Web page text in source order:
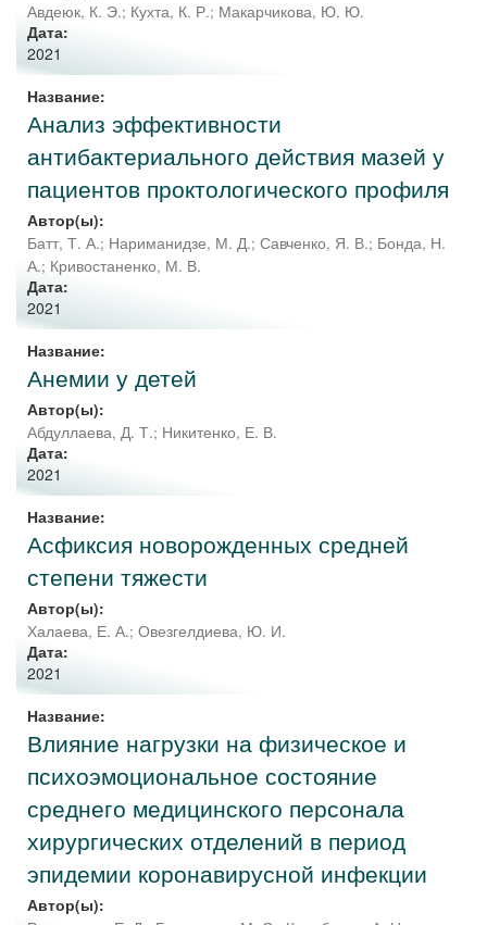
Авдеюк, К. Э.; Кухта, К. Р.; Макарчикова, Ю. Ю.
Дата:
2021
Название:
Анализ эффективности
антибактериального действия мазей у
пациентов проктологического профиля
Автор(ы):
Батт, Т. А.; Нариманидзе, М. Д.; Савченко, Я. В.; Бонда, Н.
А.; Кривостаненко, М. В.
Дата:
2021
Название:
Анемии у детей
Автор(ы):
Абдуллаева, Д. Т.; Никитенко, Е. В.
Дата:
2021
Название:
Асфиксия новорожденных средней
степени тяжести
Автор(ы):
Халаева, Е. А.; Овезгелдиева, Ю. И.
Дата:
2021
Название:
Влияние нагрузки на физическое и
психоэмоциональное состояние
среднего медицинского персонала
хирургических отделений в период
эпидемии коронавирусной инфекции
Автор(ы):